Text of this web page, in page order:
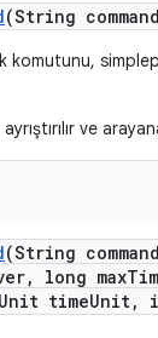
(String
komutunu,
ve
(String command
, long max
Unit timeUnit,